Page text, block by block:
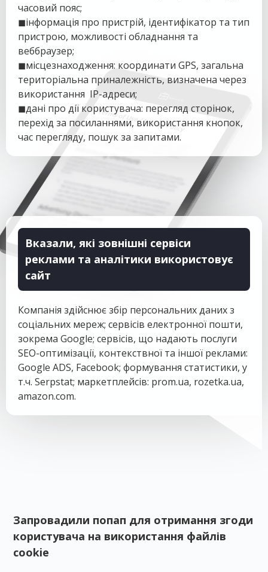
Вказали, які зовнішні сервіси
реклами та аналітики використовує
сайт
Компанія здійснює збір персональних даних з
соціальних мереж; сервісів електронної пошти,
зокрема Google; сервісів, що надають послуги
SEO-оптимізації, контекствної та іншої реклами:
Google ADS, Facebook; формування статистики, у
т.ч. Serpstat; маркетплейсів: prom.ua, rozetka.ua,
amazon.com.
часовий пояс;
◼інформація про пристрій, ідентифікатор та тип
пристрою, можливості обладнання та
веббраузер;
◼місцезнаходження: координати GPS, загальна
територіальна приналежність, визначена через
використання IP-адреси;
◼дані про дії користувача: перегляд сторінок,
перехід за посиланнями, використання кнопок,
час перегляду, пошук за запитами.
Запровадили попап для отримання згоди
користувача на використання файлів
cookie